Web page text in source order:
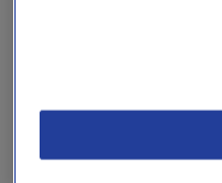
,
konzultantskoj
Za neke tvrtke,